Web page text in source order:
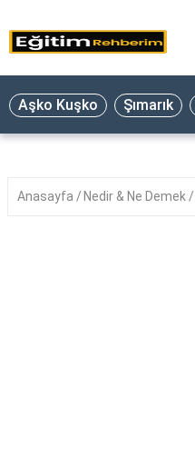
Aşko Kuşko Şımarık
Anasayfa Nedir & Ne Demek